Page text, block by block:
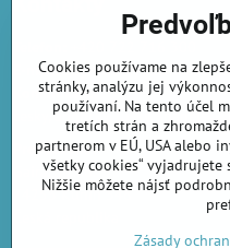
E-mail:
Komunikace:
česky, anglicky, rusky,
Provozovna:
Gairaca s.r.o.
74253 Kunín 348
Cookies používame na
stránky, analýzu jej
používaní. Na tento účel
tretích strán a
partnerom v EÚ, USA alebo
všetky cookies“
Nižšie môžete nájsť
Zásady